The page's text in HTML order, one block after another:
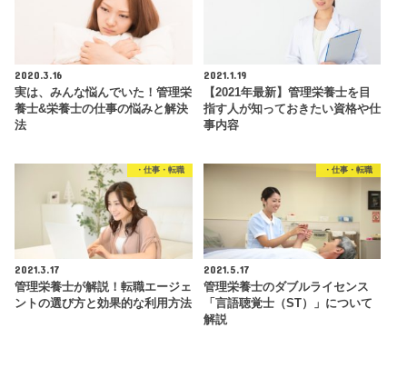
2020.3.16
実は、みんな悩んでいた！管理栄
養士&栄養士の仕事の悩みと解決
法
2021.1.19
【2021年最新】管理栄養士を目
指す人が知っておきたい資格や仕
事内容
・仕事・転職
2021.3.17
管理栄養士が解説！転職エージェ
ントの選び方と効果的な利用方法
・仕事・転職
2021.5.17
管理栄養士のダブルライセンス
「言語聴覚士（ST）」について
解説